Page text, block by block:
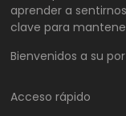
aprender a
clave para
Bienvenidos a su
Acceso rápido